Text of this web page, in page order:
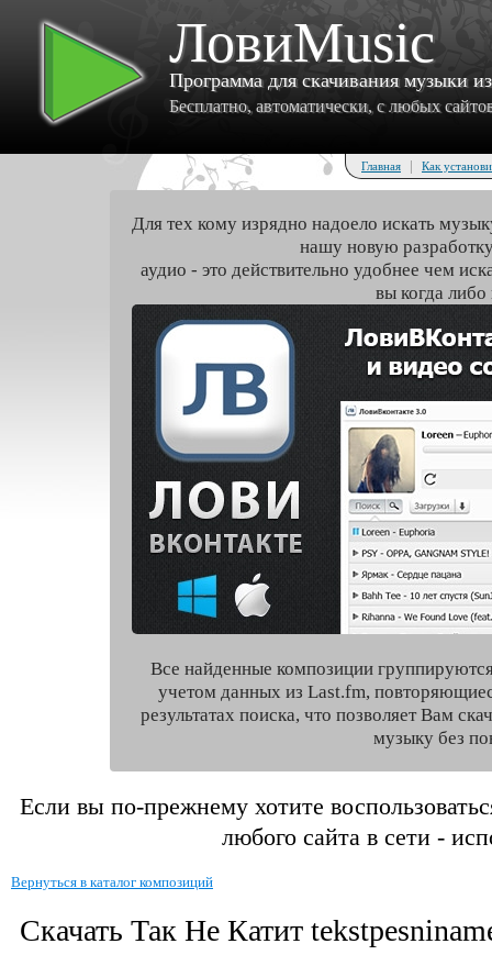
ЛовиMusic
Программа для скачивания музыки
Бесплатно, автоматически, с любых
Главная | Как
Для тех кому изрядно надоело искать
нашу новую
аудио - это действительно удобнее чем
вы когда либо
Все найденные композиции
учетом данных из Last.fm,
результатах поиска, что позволяет Вам
музыку без
Если вы по-прежнему хотите
любого сайта в сети -
Вернуться в каталог композиций
Скачать Так Не Катит